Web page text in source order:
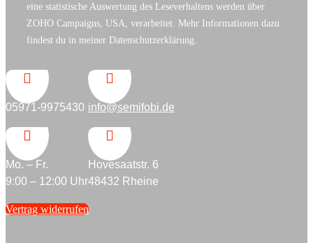

info@semifobi.de

Hovesaatstr. 6
48432 Rheine

05971-9975430

Mo. – Fr.
9:00 – 12:00 Uhr
eine statistische Auswertung des Leseverhaltens werden über
ZOHO Campaigns, USA, verarbeitet. Mehr Informationen dazu
findest du in meiner Datenschutzerklärung.
Vertrag widerrufen